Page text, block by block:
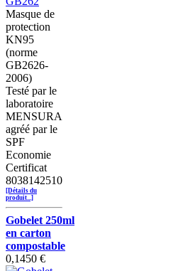
Masque de
protection
KN95
(norme
GB2626-
2006)
Testé par le
laboratoire
MENSURA
agréé par le
SPF
Economie
Certificat
8038142510
[Détails du
produit...]
Gobelet 250ml
en carton
compostable
0,1450 €